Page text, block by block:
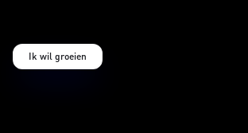
Ik wil groeien